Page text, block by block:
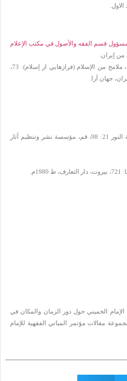
الاول.
قسم الفقه والأصول في مكتب الإعلام
من إيران.
) الطباطبائي، محمد حسين، ملامح من الإسلام (فرازهايي از إسلام): 73،
جهان آرا.
) الخميني، روح الله، صحيفة النور 21: 98، قم، مؤسسة نشر وتنظيم آثار
الخميني حول دور الزمان والمكان في
المنشور في ج2 من مجموعة مقالات مؤتمر المباني الفقهية للإمام